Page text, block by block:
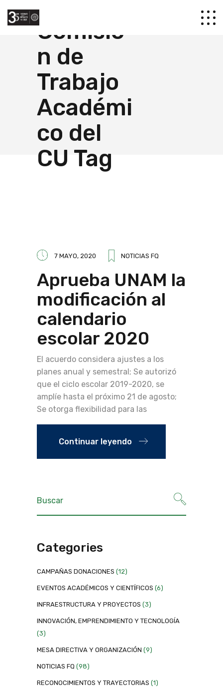
Comisió
n de
Trabajo
Académi
co del
CU Tag
7 MAYO, 2020 NOTICIAS FQ
Aprueba UNAM la
modificación al
calendario
escolar 2020
El acuerdo considera ajustes a los
planes anual y semestral; Se autorizó
que el ciclo escolar 2019-2020, se
amplíe hasta el próximo 21 de agosto;
Se otorga flexibilidad para las
Continuar leyendo
Categories
CAMPAÑAS DONACIONES (12)
EVENTOS ACADÉMICOS Y CIENTÍFICOS (6)
INFRAESTRUCTURA Y PROYECTOS (3)
INNOVACIÓN, EMPRENDIMIENTO Y TECNOLOGÍA
(3)
MESA DIRECTIVA Y ORGANIZACIÓN (9)
NOTICIAS FQ (98)
RECONOCIMIENTOS Y TRAYECTORIAS (1)